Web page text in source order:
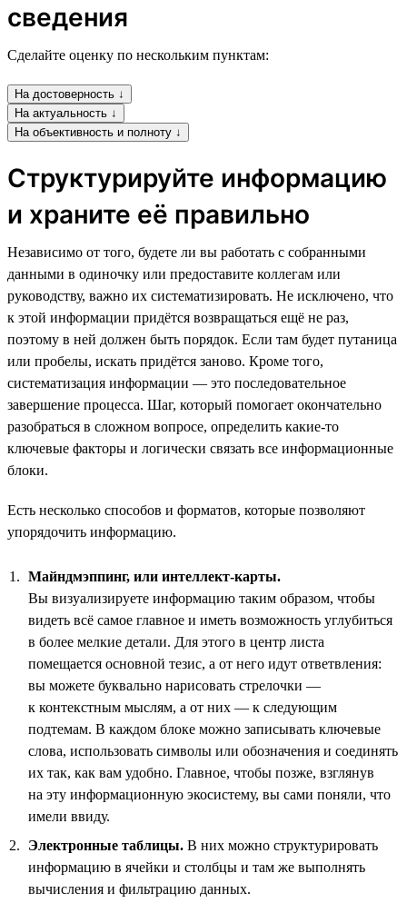
сведения
Сделайте оценку по нескольким пунктам:
На достоверность ↓
На актуальность ↓
На объективность и полноту ↓
Структурируйте информацию
и храните её правильно
Независимо от того, будете ли вы работать с собранными
данными в одиночку или предоставите коллегам или
руководству, важно их систематизировать. Не исключено, что
к этой информации придётся возвращаться ещё не раз,
поэтому в ней должен быть порядок. Если там будет путаница
или пробелы, искать придётся заново. Кроме того,
систематизация информации — это последовательное
завершение процесса. Шаг, который помогает окончательно
разобраться в сложном вопросе, определить какие-то
ключевые факторы и логически связать все информационные
блоки.
Есть несколько способов и форматов, которые позволяют
упорядочить информацию.
Майндмэппинг, или интеллект-карты.
Вы визуализируете информацию таким образом, чтобы
видеть всё самое главное и иметь возможность углубиться
в более мелкие детали. Для этого в центр листа
помещается основной тезис, а от него идут ответвления:
вы можете буквально нарисовать стрелочки —
к контекстным мыслям, а от них — к следующим
подтемам. В каждом блоке можно записывать ключевые
слова, использовать символы или обозначения и соединять
их так, как вам удобно. Главное, чтобы позже, взглянув
на эту информационную экосистему, вы сами поняли, что
имели ввиду.
Электронные таблицы. В них можно структурировать
информацию в ячейки и столбцы и там же выполнять
вычисления и фильтрацию данных.